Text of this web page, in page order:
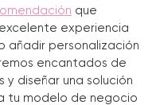
que
experiencia
añadir personalización
encantados de
diseñar una solución
tu modelo de negocio